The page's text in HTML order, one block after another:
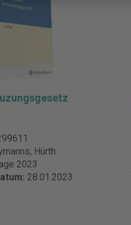
Hürth
2023
28.01.2023